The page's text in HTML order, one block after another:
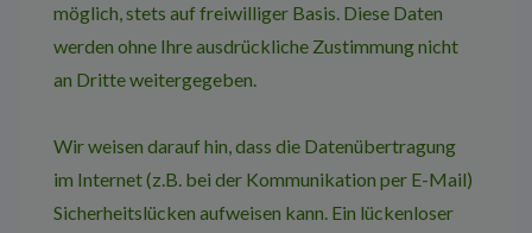
möglich, stets auf freiwilliger Basis. Diese Daten
werden ohne Ihre ausdrückliche Zustimmung nicht
an Dritte weitergegeben.
Wir weisen darauf hin, dass die Datenübertragung
im Internet (z.B. bei der Kommunikation per E-Mail)
Sicherheitslücken aufweisen kann. Ein lückenloser